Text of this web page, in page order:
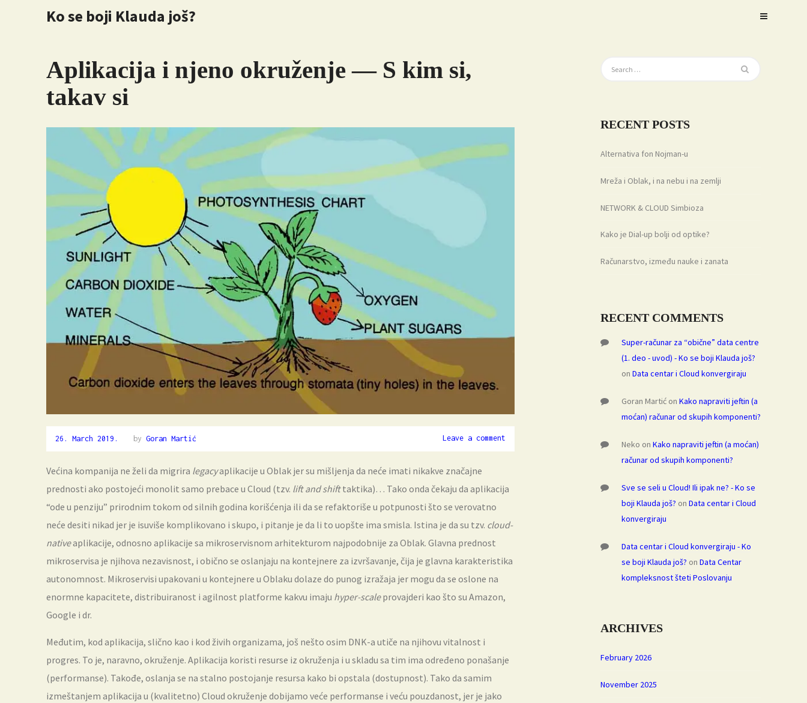
Ko se boji Klauda još?
Aplikacija i njeno okruženje — S kim si,
takav si
26. March 2019. by Goran Martić Leave a comment
Većina kompanija ne želi da migrira legacyaplikacije u Oblak jer su mišljenja da neće imati nikakve značajne
prednosti ako postojeći monolit samo prebace u Cloud (tzv. lift and shifttaktika)… Tako onda čekaju da aplikacija
“ode u penziju” prirodnim tokom od silnih godina korišćenja ili da se refaktoriše u potpunosti što se verovatno
neće desiti nikad jer je isuviše komplikovano i skupo, i pitanje je da li to uopšte ima smisla. Istina je da su tzv. cloud-
nativeaplikacije, odnosno aplikacije sa mikroservisnom arhitekturom najpodobnije za Oblak. Glavna prednost
mikroservisa je njihova nezavisnost, i obično se oslanjaju na kontejnere za izvršavanje, čija je glavna karakteristika
autonomnost. Mikroservisi upakovani u kontejnere u Oblaku dolaze do punog izražaja jer mogu da se oslone na
enormne kapacitete, distribuiranost i agilnost platforme kakvu imaju hyper-scaleprovajderi kao što su Amazon,
Google i dr.
Međutim, kod aplikacija, slično kao i kod živih organizama, još nešto osim DNK-a utiče na njihovu vitalnost i
progres. To je, naravno, okruženje. Aplikacija koristi resurse iz okruženja i u skladu sa tim ima određeno ponašanje
(performanse). Takođe, oslanja se na stalno postojanje resursa kako bi opstala (dostupnost). Tako da samim
izmeštanjem aplikacija u (kvalitetno) Cloud okruženje dobijamo veće performanse i veću pouzdanost, jer je jako
RECENT POSTS
Alternativa fon Nojman-u
Mreža i Oblak, i na nebu i na zemlji
NETWORK & CLOUD Simbioza
Kako je Dial-up bolji od optike?
Računarstvo, između nauke i zanata
RECENT COMMENTS
Super-računar za “obične” data centre
(1. deo - uvod) - Ko se boji Klauda još?
on Data centar i Cloud konvergiraju
Goran Martićon Kako napraviti jeftin (a
moćan) računar od skupih komponenti?
Neko on Kako napraviti jeftin (a moćan)
računar od skupih komponenti?
Sve se seli u Cloud! Ili ipak ne? - Ko se
boji Klauda još? on Data centar i Cloud
konvergiraju
Data centar i Cloud konvergiraju - Ko
se boji Klauda još? on Data Centar
kompleksnost šteti Poslovanju
ARCHIVES
February 2026
November 2025